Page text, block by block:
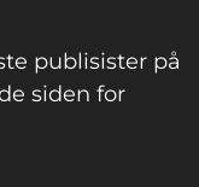
publisister på
siden for